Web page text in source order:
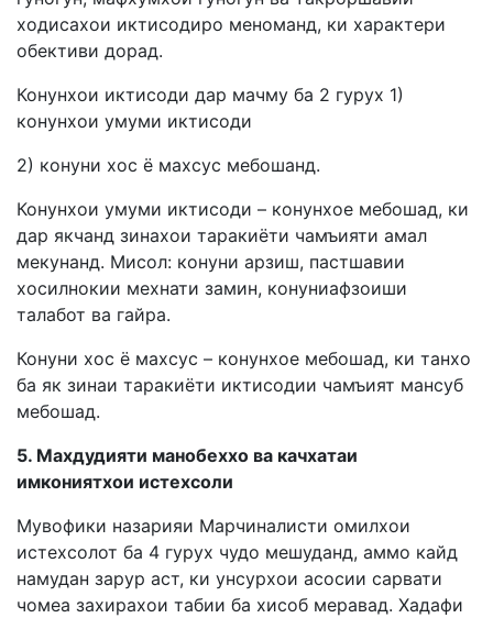
ходисахои иктисодиро меноманд, ки характери
обективи дорад.
Конунхои иктисоди дар мачму ба 2 гурух 1)
конунхои умуми иктисоди
2) конуни хос ё махсус мебошанд.
Конунхои умуми иктисоди – конунхое мебошад, ки
дар якчанд зинахои таракиёти чамъияти амал
мекунанд. Мисол: конуни арзиш, пастшавии
хосилнокии мехнати замин, конуниафзоиши
талабот ва гайра.
Конуни хос ё махсус – конунхое мебошад, ки танхо
ба як зинаи таракиёти иктисодии чамъият мансуб
мебошад.
5. Махдудияти манобеххо ва качхатаи
имкониятхои истехсоли
Мувофики назарияи Марчиналисти омилхои
истехсолот ба 4 гурух чудо мешуданд, аммо кайд
намудан зарур аст, ки унсурхои асосии сарвати
чомеа захирахои табии ба хисоб меравад. Хадафи